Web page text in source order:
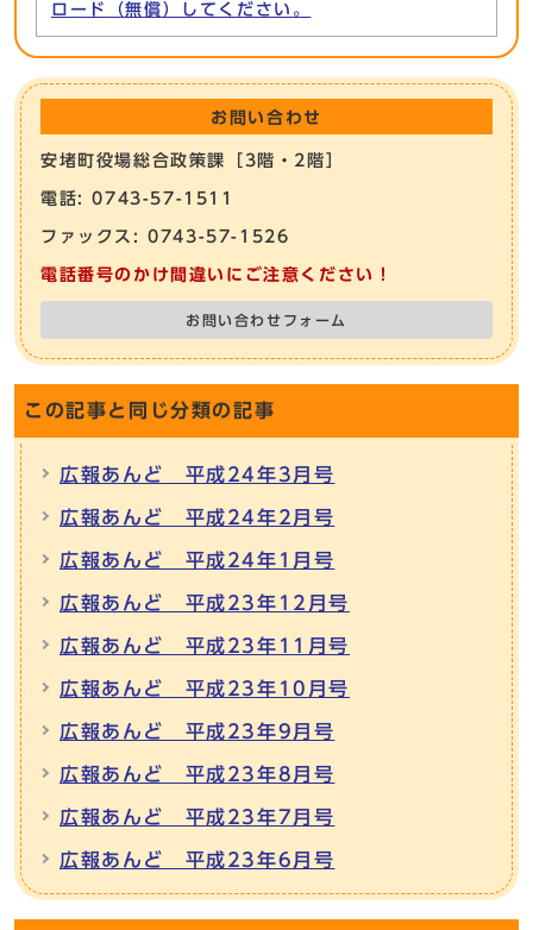
ロード（無償）してください。
お問い合わせ
安堵町役場総合政策課［3階・2階］
電話: 0743-57-1511
ファックス: 0743-57-1526
電話番号のかけ間違いにご注意ください！
お問い合わせフォーム
この記事と同じ分類の記事
広報あんど 平成24年3月号
広報あんど 平成24年2月号
広報あんど 平成24年1月号
広報あんど 平成23年12月号
広報あんど 平成23年11月号
広報あんど 平成23年10月号
広報あんど 平成23年9月号
広報あんど 平成23年8月号
広報あんど 平成23年7月号
広報あんど 平成23年6月号